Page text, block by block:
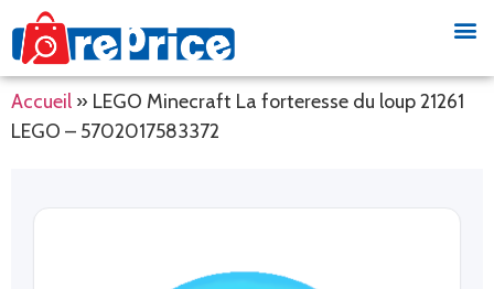
Accueil » LEGO Minecraft La forteresse du loup 21261
LEGO – 5702017583372